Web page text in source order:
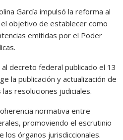
García impulsó la reforma al
objetivo de establecer como
emitidas por el Poder
decreto federal publicado el 13
la publicación y actualización de
resoluciones judiciales.
normativa entre
promoviendo el escrutinio
los órganos jurisdiccionales.